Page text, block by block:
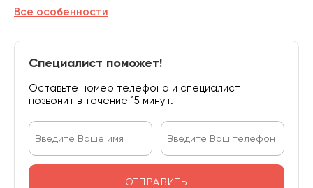
Все особенности
Специалист поможет!
Оставьте номер телефона и специалист
позвонит в течение 15 минут.
ОТПРАВИТЬ